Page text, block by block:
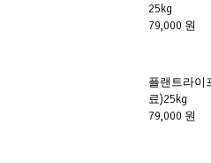
25kg
79,000 원
플랜트라이
료)25kg
79,000 원